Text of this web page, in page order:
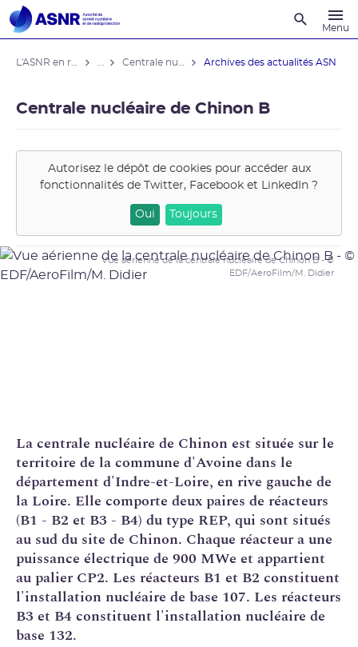
Menu
Archives des actualités ASN
Centrale nucléaire de Chinon B
Autorisez le dépôt de cookies pour accéder aux
fonctionnalités de Twitter, Facebook et LinkedIn ?
Oui Toujours
Vue aérienne de la centrale nucléaire de Chinon B - ©
EDF/AeroFilm/M. Didier
Lacentrale nucléaire de Chinon est située sur le
territoire de la commune d'Avoine dans le
département d'Indre-et-Loire, en rive gauche de
la Loire. Elle comporte deux paires de réacteurs
(B1 - B2 et B3 - B4) du type REP, qui sont situés
au sud du site de Chinon. Chaque réacteur a une
puissance électrique de 900 MWe et appartient
au palier CP2. Les réacteurs B1 et B2 constituent
l'installation nucléaire de base 107. Les réacteurs
B3 et B4 constituent l'installation nucléaire de
base 132.